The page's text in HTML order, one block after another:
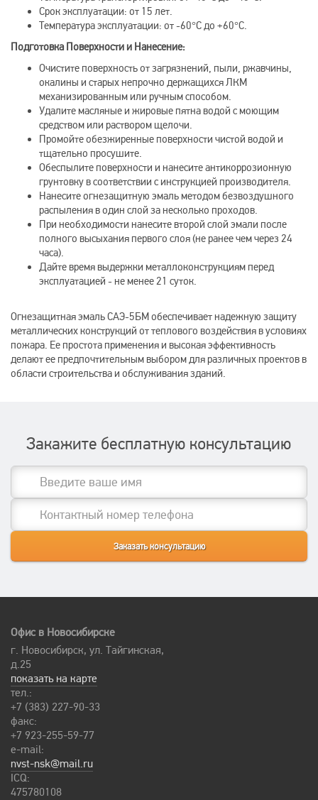
Срок эксплуатации: от 15 лет.
Температура эксплуатации: от -60°С до +60°С.
Подготовка Поверхности и Нанесение:
Очистите поверхность от загрязнений, пыли, ржавчины,
окалины и старых непрочно держащихся ЛКМ
механизированным или ручным способом.
Удалите масляные и жировые пятна водой с моющим
средством или раствором щелочи.
Промойте обезжиренные поверхности чистой водой и
тщательно просушите.
Обеспылите поверхности и нанесите антикоррозионную
грунтовку в соответствии с инструкцией производителя.
Нанесите огнезащитную эмаль методом безвоздушного
распыления в один слой за несколько проходов.
При необходимости нанесите второй слой эмали после
полного высыхания первого слоя (не ранее чем через 24
часа).
Дайте время выдержки металлоконструкциям перед
эксплуатацией - не менее 21 суток.
Огнезащитная эмаль САЭ-5БМ обеспечивает надежную защиту
металлических конструкций от теплового воздействия в условиях
пожара. Ее простота применения и высокая эффективность
делают ее предпочтительным выбором для различных проектов в
области строительства и обслуживания зданий.
Закажите бесплатную консультацию
Офис в Новосибирске
г. Новосибирск, ул. Тайгинская,
д.25
показать на карте
тел.:
+7 (383) 227-90-33
факс:
+7 923-255-59-77
e-mail:
nvst-nsk@mail.ru
ICQ:
475780108